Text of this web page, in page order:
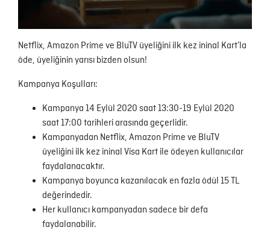
Netflix, Amazon Prime ve BluTV üyeliğini ilk kez ininal Kart’la
öde, üyeliğinin yarısı bizden olsun!
Kampanya Koşulları:
Kampanya 14 Eylül 2020 saat 13:30-19 Eylül 2020
saat 17:00 tarihleri arasında geçerlidir.
Kampanyadan Netflix, Amazon Prime ve BluTV
üyeliğini ilk kez ininal Visa Kart ile ödeyen kullanıcılar
faydalanacaktır.
Kampanya boyunca kazanılacak en fazla ödül 15 TL
değerindedir.
Her kullanıcı kampanyadan sadece bir defa
faydalanabilir.